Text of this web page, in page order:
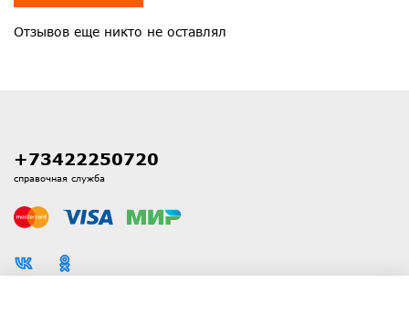
Отзывов еще никто не оставлял
+73422250720
справочная служба